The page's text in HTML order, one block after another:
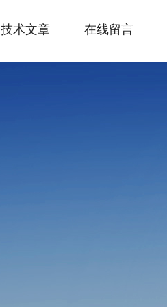
技术文章 在线留言